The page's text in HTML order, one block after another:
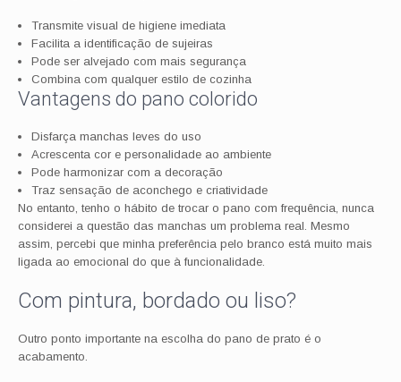
Transmite visual de higiene imediata
Facilita a identificação de sujeiras
Pode ser alvejado com mais segurança
Combina com qualquer estilo de cozinha
Vantagens do pano colorido
Disfarça manchas leves do uso
Acrescenta cor e personalidade ao ambiente
Pode harmonizar com a decoração
Traz sensação de aconchego e criatividade
No entanto, tenho o hábito de trocar o pano com frequência, nunca
considerei a questão das manchas um problema real. Mesmo
assim, percebi que minha preferência pelo branco está muito mais
ligada ao emocional do que à funcionalidade.
Com pintura, bordado ou liso?
Outro ponto importante na escolha do pano de prato é o
acabamento.